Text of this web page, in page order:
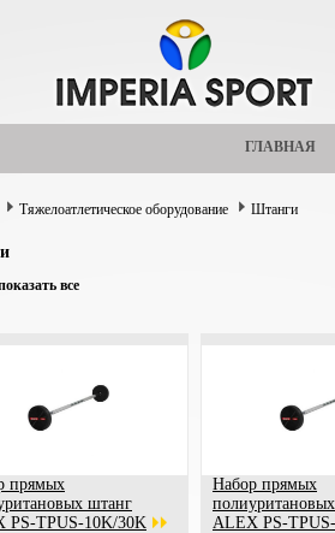
ГЛАВНАЯ
Тяжелоатлетическое оборудование Штанги
все
прямых
штанг
PS-TPUS-10K/30K
Набор прямых
ALEX PS-